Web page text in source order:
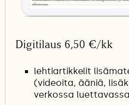
Digitilaus 6,50 €/kk
lehtiartikkelit
(videoita, ääniä,
verkossa